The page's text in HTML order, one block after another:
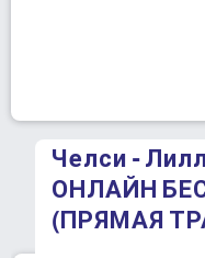
Челси -
ОНЛАЙН
(ПРЯМАЯ